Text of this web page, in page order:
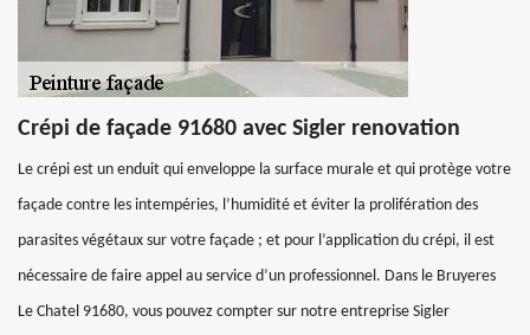
Crépi de façade 91680 avec Sigler renovation
Le crépi est un enduit qui enveloppe la surface murale et qui protège votre
façade contre les intempéries, l’humidité et éviter la prolifération des
parasites végétaux sur votre façade ; et pour l’application du crépi, il est
nécessaire de faire appel au service d’un professionnel. Dans le Bruyeres
Le Chatel 91680, vous pouvez compter sur notre entreprise Sigler